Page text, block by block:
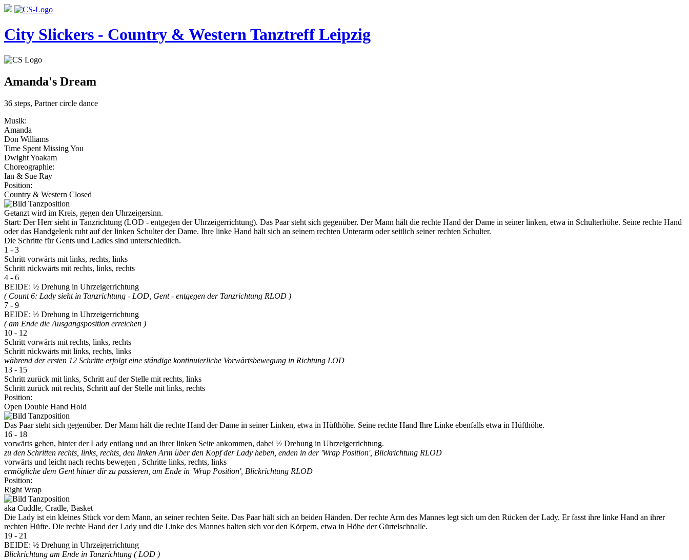
City Slickers - Country & Western Tanztreff Leipzig
Amanda's Dream
36 steps, Partner circle dance
Musik:
Amanda
Don Williams
Time Spent Missing You
Dwight Yoakam
Choreographie:
Ian & Sue Ray
Position:
Country & Western Closed
Getanzt wird im Kreis, gegen den Uhrzeigersinn.
Start: Der Herr sieht in Tanzrichtung (LOD - entgegen der Uhrzeigerrichtung). Das Paar steht sich gegenüber. Der Mann hält die rechte Hand der Dame in seiner linken, etwa in Schulterhöhe. Seine rechte Hand
oder das Handgelenk ruht auf der linken Schulter der Dame. Ihre linke Hand hält sich an seinem rechten Unterarm oder seitlich seiner rechten Schulter.
Die Schritte für Gents und Ladies sind unterschiedlich.
1 - 3
Schritt vorwärts mit links, rechts, links
Schritt rückwärts mit rechts, links, rechts
4 - 6
BEIDE: ½ Drehung in Uhrzeigerrichtung
( Count 6: Lady sieht in Tanzrichtung - LOD, Gent - entgegen der Tanzrichtung RLOD )
7 - 9
BEIDE: ½ Drehung in Uhrzeigerrichtung
( am Ende die Ausgangsposition erreichen )
10 - 12
Schritt vorwärts mit rechts, links, rechts
Schritt rückwärts mit links, rechts, links
während der ersten 12 Schritte erfolgt eine ständige kontinuierliche Vorwärtsbewegung in Richtung LOD
13 - 15
Schritt zurück mit links, Schritt auf der Stelle mit rechts, links
Schritt zurück mit rechts, Schritt auf der Stelle mit links, rechts
Position:
Open Double Hand Hold
Das Paar steht sich gegenüber. Der Mann hält die rechte Hand der Dame in seiner Linken, etwa in Hüfthöhe. Seine rechte Hand Ihre Linke ebenfalls etwa in Hüfthöhe.
16 - 18
vorwärts gehen, hinter der Lady entlang und an ihrer linken Seite ankommen, dabei ½ Drehung in Uhrzeigerrichtung.
zu den Schritten rechts, links, rechts, den linken Arm über den Kopf der Lady heben, enden in der 'Wrap Position', Blickrichtung RLOD
vorwärts und leicht nach rechts bewegen , Schritte links, rechts, links
ermögliche dem Gent hinter dir zu passieren, am Ende in 'Wrap Position', Blickrichtung RLOD
Position:
Right Wrap
aka Cuddle, Cradle, Basket
Die Lady ist ein kleines Stück vor dem Mann, an seiner rechten Seite. Das Paar hält sich an beiden Händen. Der rechte Arm des Mannes legt sich um den Rücken der Lady. Er fasst ihre linke Hand an ihrer
rechten Hüfte. Die rechte Hand der Lady und die Linke des Mannes halten sich vor den Körpern, etwa in Höhe der Gürtelschnalle.
19 - 21
BEIDE: ½ Drehung in Uhrzeigerrichtung
Blickrichtung am Ende in Tanzrichtung ( LOD )